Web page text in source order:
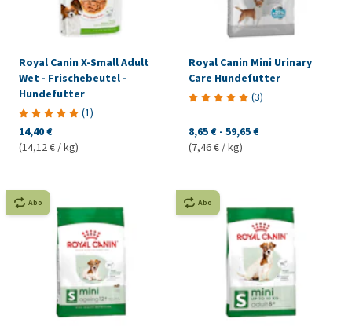
Royal Canin X-Small Adult
Wet - Frischebeutel -
Hundefutter
(1)
14,40 €
(14,12 € / kg)
Royal Canin Mini Urinary
Care Hundefutter
(3)
8,65 € - 59,65 €
(7,46 € / kg)
Abo Abo